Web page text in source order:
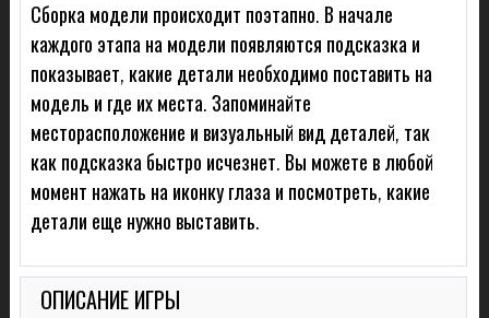
Сборка модели происходит поэтапно. В начале
каждого этапа на модели появляются подсказка и
показывает, какие детали необходимо поставить на
модель и где их места. Запоминайте
месторасположение и визуальный вид деталей, так
как подсказка быстро исчезнет. Вы можете в любой
момент нажать на иконку глаза и посмотреть, какие
детали еще нужно выставить.
ОПИСАНИЕ ИГРЫ